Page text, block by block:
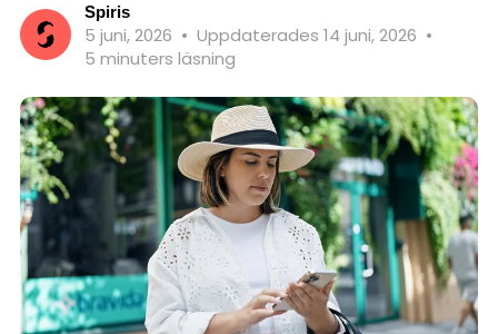
Spiris
5 juni, 2026 • Uppdaterades 14 juni, 2026 •
5 minuters läsning